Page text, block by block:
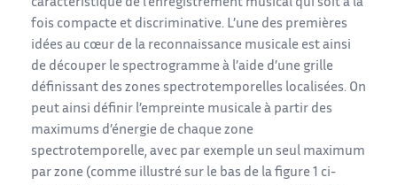
caractéristique de l’enregistrement musical qui soit à la
fois compacte et discriminative. L’une des premières
idées au cœur de la reconnaissance musicale est ainsi
de découper le spectrogramme à l’aide d’une grille
définissant des zones spectrotemporelles localisées. On
peut ainsi définir l’empreinte musicale à partir des
maximums d’énergie de chaque zone
spectrotemporelle, avec par exemple un seul maximum
par zone (comme illustré sur le bas de la figure 1 ci-